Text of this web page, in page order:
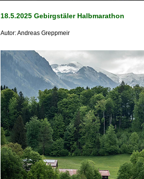
18.5.2025 Gebirgstäler Halbmarathon
Autor:Andreas Greppmeir